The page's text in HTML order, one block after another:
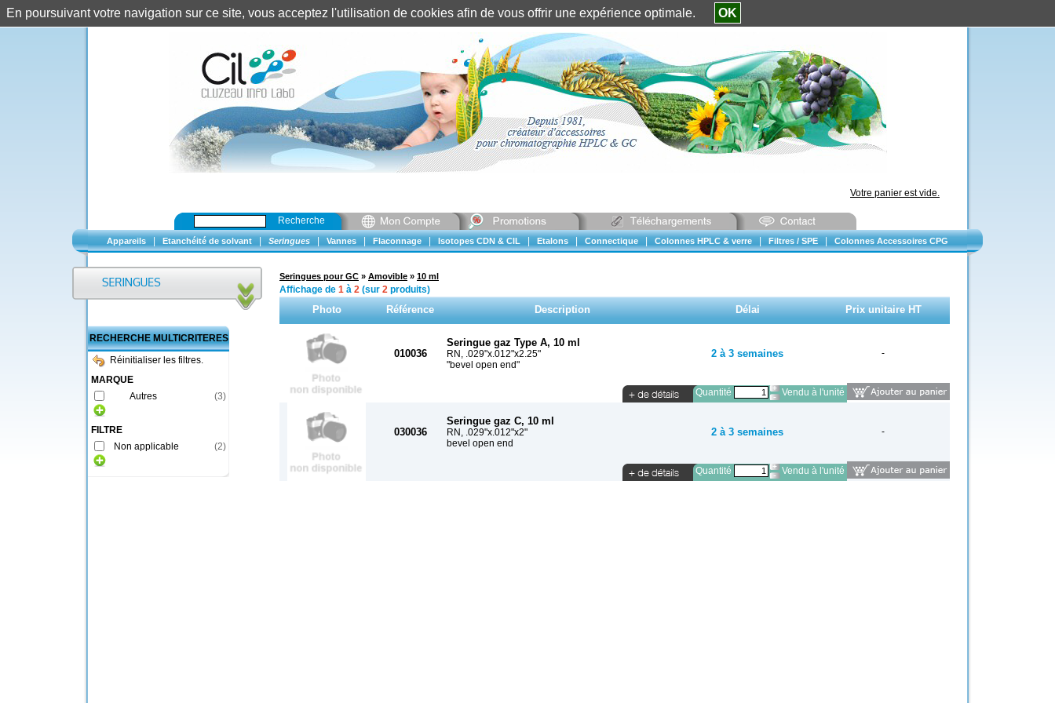
Identification client ||Mon compte
Votre panier est vide.
Recherche
Appareils Etanchéité de solvant Seringues Vannes Flaconnage Isotopes CDN & CIL Etalons Connectique Colonnes HPLC & verre Filtres / SPE Colonnes Accessoires CPG
RECHERCHE MULTICRITERES
Réinitialiser les filtres.
MARQUE
Autres
(3)
FILTRE
Non applicable
(2)
Seringues pour GC » Amovible » 10 ml
Affichage de 1 à 2 (sur 2 produits)
Photo Référence Description Délai Prix unitaire HT
010036
Seringue gaz Type A, 10 ml
RN, .029"x.012"x2.25"
"bevel open end"
2 à 3 semaines -
Quantité Vendu à l'unité
030036
Seringue gaz C, 10 ml
RN, .029"x.012"x2"
bevel open end
2 à 3 semaines -
Quantité Vendu à l'unité
En poursuivant votre navigation sur ce site, vous acceptez l'utilisation de cookies afin de vous offrir une expérience optimale. OK